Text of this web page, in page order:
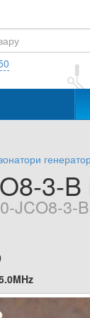
3-B
JCO8-3-